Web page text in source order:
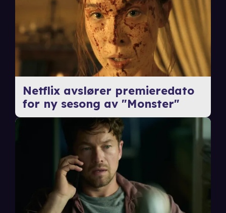
Netflix avslører premieredato
for ny sesong av "Monster"